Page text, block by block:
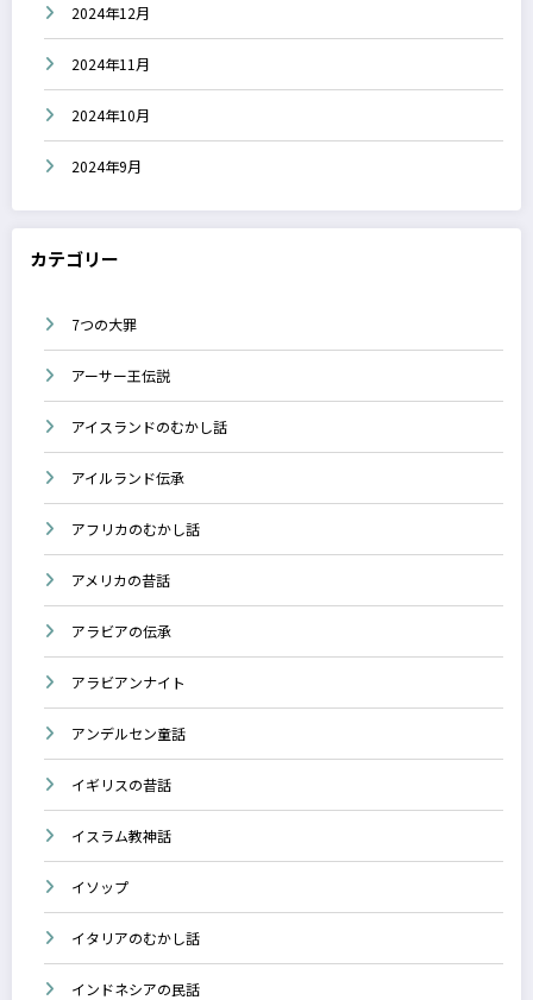
2024年12月
2024年11月
2024年10月
2024年9月
カテゴリー
7つの大罪
アーサー王伝説
アイスランドのむかし話
アイルランド伝承
アフリカのむかし話
アメリカの昔話
アラビアの伝承
アラビアンナイト
アンデルセン童話
イギリスの昔話
イスラム教神話
イソップ
イタリアのむかし話
インドネシアの民話